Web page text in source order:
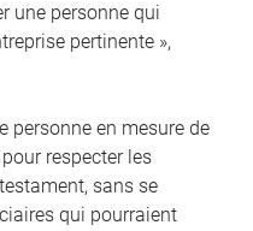
une personne qui
pertinente »,
personne en mesure de
respecter les
sans se
qui pourraient